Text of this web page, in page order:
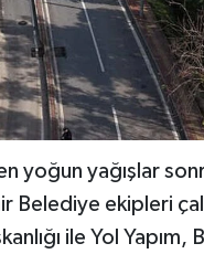
yoğun yağışlar
Belediye ekipleri
ile Yol Yapım,